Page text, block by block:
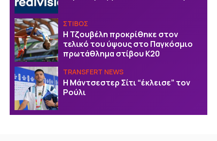
ΣΤΙΒΟΣ
Η Τζουβέλη προκρίθηκε στον
τελικό του ύψους στο Παγκόσμιο
πρωτάθλημα στίβου Κ20
TRANSFERT NEWS
Η Μάντσεστερ Σίτι “έκλεισε” τον
Ρούλι